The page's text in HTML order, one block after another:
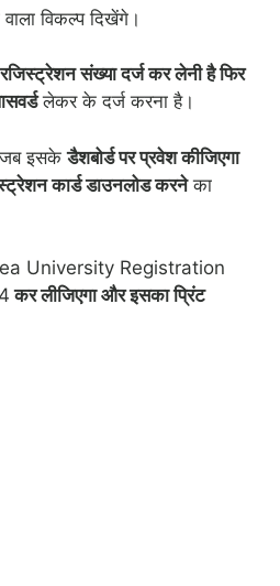
विकल्प दिखेंगे।
रजिस्ट्रेशन संख्या दर्ज कर लेनी है फिर
लेकर के दर्ज करना है।
जब इसकेडैशबोर्ड पर प्रवेश कीजिएगा
कार्ड डाउनलोड करनेका
University Registration
कर लीजिएगा और इसका प्रिंट